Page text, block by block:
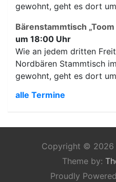
gewohnt, geht es dort
Bärenstammtisch
um 18:00 Uhr
Wie an jedem dritten
Nordbären Stammtisch
gewohnt, geht es dort
alle Termine
Copyright © 2026
Theme by:
Proudly